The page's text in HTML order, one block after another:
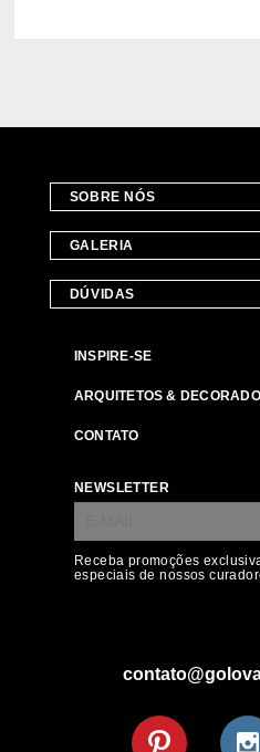
SOBRE NÓS
GALERIA
DÚVIDAS
INSPIRE-SE
ARQUITETOS &
CONTATO
NEWSLETTER
Receba promoções
especiais de nossos